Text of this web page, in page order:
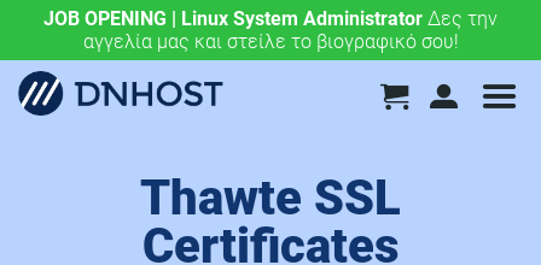
JOB OPENING | Linux System Administrator Δες την
αγγελία μας και στείλε το βιογραφικό σου!
.eu & .ευ domains μόνο 4,90 €/έτος.Χάραξε την
ευρωπαϊκή σου πορεία σήμερα!
Thawte SSL
Certificates